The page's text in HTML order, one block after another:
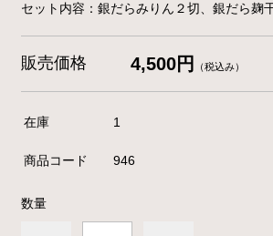
セット内容：銀だらみりん２切、銀だら麹
販売価格 4,500円 （税込み）
在庫 1
商品コード 946
数量